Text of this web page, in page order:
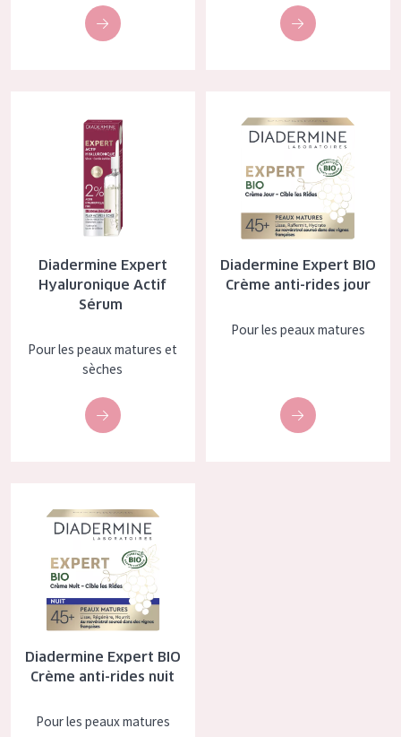
Diadermine Expert
Hyaluronique Actif
Sérum
Pour les peaux matures et
sèches
Diadermine Expert BIO
Crème anti-rides jour
Pour les peaux matures
Diadermine Expert BIO
Crème anti-rides nuit
Pour les peaux matures